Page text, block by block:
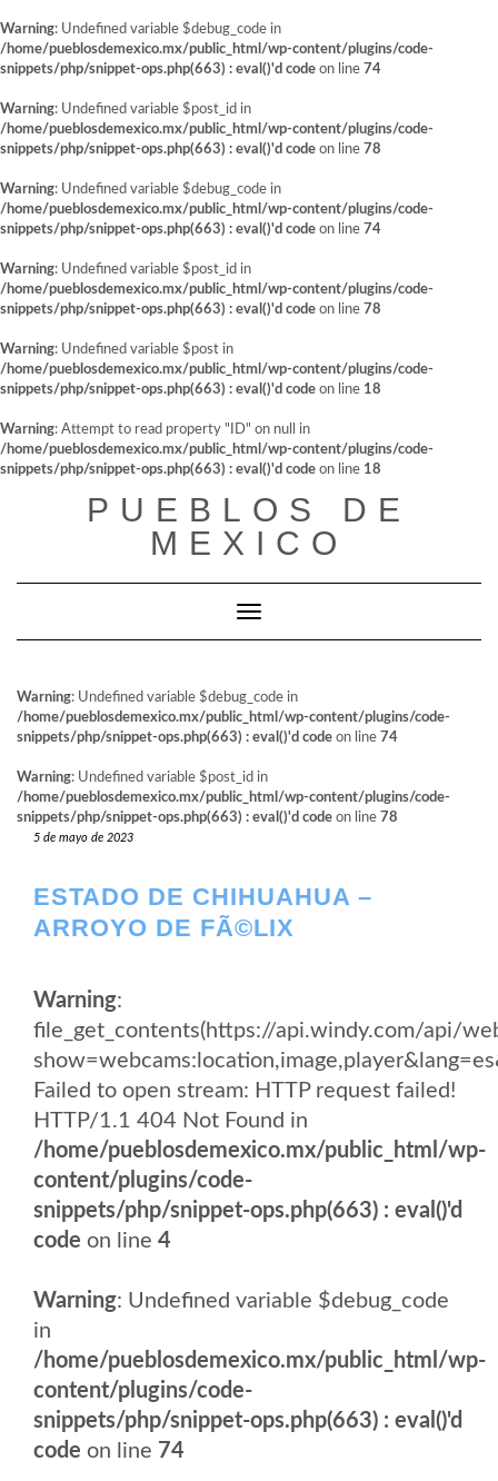
Warning: Undefined variable $debug_code in
/home/pueblosdemexico.mx/public_html/wp-content/plugins/code-
snippets/php/snippet-ops.php(663) : eval()'d code on line 74
Warning: Undefined variable $post_id in
/home/pueblosdemexico.mx/public_html/wp-content/plugins/code-
snippets/php/snippet-ops.php(663) : eval()'d code on line 78
Warning: Undefined variable $debug_code in
/home/pueblosdemexico.mx/public_html/wp-content/plugins/code-
snippets/php/snippet-ops.php(663) : eval()'d code on line 74
Warning: Undefined variable $post_id in
/home/pueblosdemexico.mx/public_html/wp-content/plugins/code-
snippets/php/snippet-ops.php(663) : eval()'d code on line 78
Warning: Undefined variable $post in
/home/pueblosdemexico.mx/public_html/wp-content/plugins/code-
snippets/php/snippet-ops.php(663) : eval()'d code on line 18
Warning: Attempt to read property "ID" on null in
/home/pueblosdemexico.mx/public_html/wp-content/plugins/code-
snippets/php/snippet-ops.php(663) : eval()'d code on line 18
PUEBLOS DE
MEXICO
Cambiar modo de navegación
Warning: Undefined variable $debug_code in
/home/pueblosdemexico.mx/public_html/wp-content/plugins/code-
snippets/php/snippet-ops.php(663) : eval()'d code on line 74
Warning: Undefined variable $post_id in
/home/pueblosdemexico.mx/public_html/wp-content/plugins/code-
snippets/php/snippet-ops.php(663) : eval()'d code on line 78
5 de mayo de 2023
ESTADO DE CHIHUAHUA –
ARROYO DE FÃ©LIX
Warning:
file_get_contents(https://api.windy.com/api/
Failed to open stream: HTTP request failed!
HTTP/1.1 404 Not Found in
/home/pueblosdemexico.mx/public_html/wp-
content/plugins/code-
snippets/php/snippet-ops.php(663) : eval()'d
code on line 4
Warning: Undefined variable $debug_code
in
/home/pueblosdemexico.mx/public_html/wp-
content/plugins/code-
snippets/php/snippet-ops.php(663) : eval()'d
code on line 74